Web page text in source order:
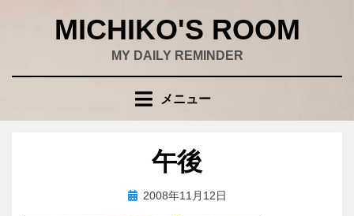
MICHIKO'S ROOM
MY DAILY REMINDER
メニュー
午後
投稿者wad
投 2008年11月12日